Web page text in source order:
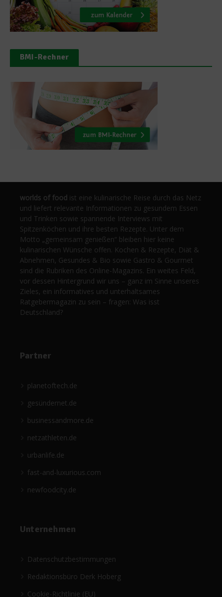
BMI-Rechner
worlds of food ist eine kulinarische Reise durch das Netz
und liefert relevante Informationen zu gesundem Essen
und Trinken sowie spannende Interviews mit
Spitzenköchen und ihre besten Rezepte. Unter dem
Motto „gemeinsam genießen“ bleiben hier keine
kulinarischen Wünsche offen. Kochen & Rezepte, Diät &
Abnehmen, Gesundes & Bio sowie Gastro & Gourmet
sind die Rubriken des Online-Magazins. Ein weites Feld,
vor dessen Hintergrund wir uns – ganz im Sinne unseres
Zieles, ein informatives und unterhaltsames
Ratgebermagazin zu sein – fragen: Was isst
Deutschland?
Partner
planetoftech.de
gesündernet.de
businessandmore.de
netzathleten.de
urbanlife.de
fast-and-luxurious.com
newfoodcity.de
Unternehmen
Datenschutzbestimmungen
Redaktionsbüro Derk Hoberg
Cookie-Richtlinie (EU)